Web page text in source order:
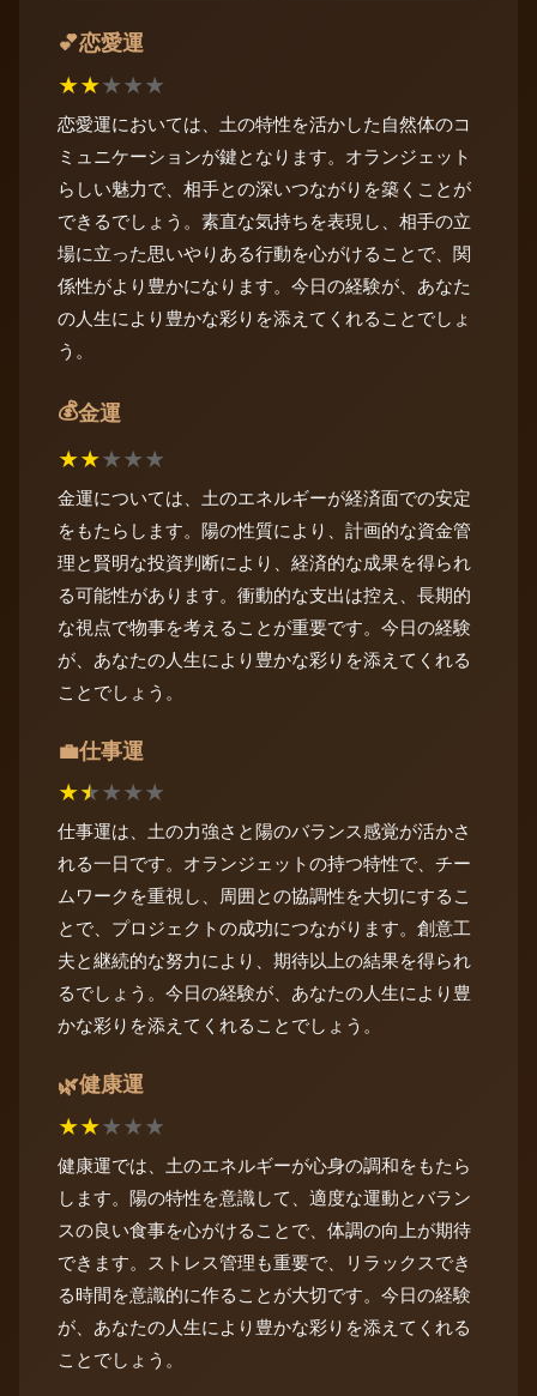
💕恋愛運
★★★★★
恋愛運においては、土の特性を活かした自然体のコ
ミュニケーションが鍵となります。オランジェット
らしい魅力で、相手との深いつながりを築くことが
できるでしょう。素直な気持ちを表現し、相手の立
場に立った思いやりある行動を心がけることで、関
係性がより豊かになります。今日の経験が、あなた
の人生により豊かな彩りを添えてくれることでしょ
う。
💰金運
★★★★★
金運については、土のエネルギーが経済面での安定
をもたらします。陽の性質により、計画的な資金管
理と賢明な投資判断により、経済的な成果を得られ
る可能性があります。衝動的な支出は控え、長期的
な視点で物事を考えることが重要です。今日の経験
が、あなたの人生により豊かな彩りを添えてくれる
ことでしょう。
💼仕事運
★★★★★
仕事運は、土の力強さと陽のバランス感覚が活かさ
れる一日です。オランジェットの持つ特性で、チー
ムワークを重視し、周囲との協調性を大切にするこ
とで、プロジェクトの成功につながります。創意工
夫と継続的な努力により、期待以上の結果を得られ
るでしょう。今日の経験が、あなたの人生により豊
かな彩りを添えてくれることでしょう。
🌿健康運
★★★★★
健康運では、土のエネルギーが心身の調和をもたら
します。陽の特性を意識して、適度な運動とバラン
スの良い食事を心がけることで、体調の向上が期待
できます。ストレス管理も重要で、リラックスでき
る時間を意識的に作ることが大切です。今日の経験
が、あなたの人生により豊かな彩りを添えてくれる
ことでしょう。